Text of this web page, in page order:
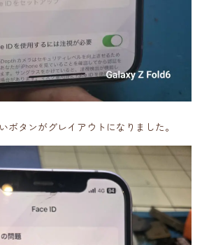
ボタンがグレイアウトになりました。